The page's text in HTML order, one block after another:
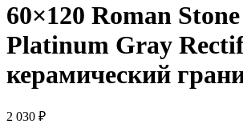
60×120 Roman
Platinum Gray
керамический
2 030 ₽